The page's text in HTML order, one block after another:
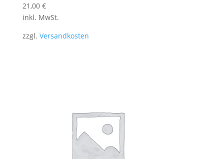
21,00 €
inkl. MwSt.
zzgl. Versandkosten